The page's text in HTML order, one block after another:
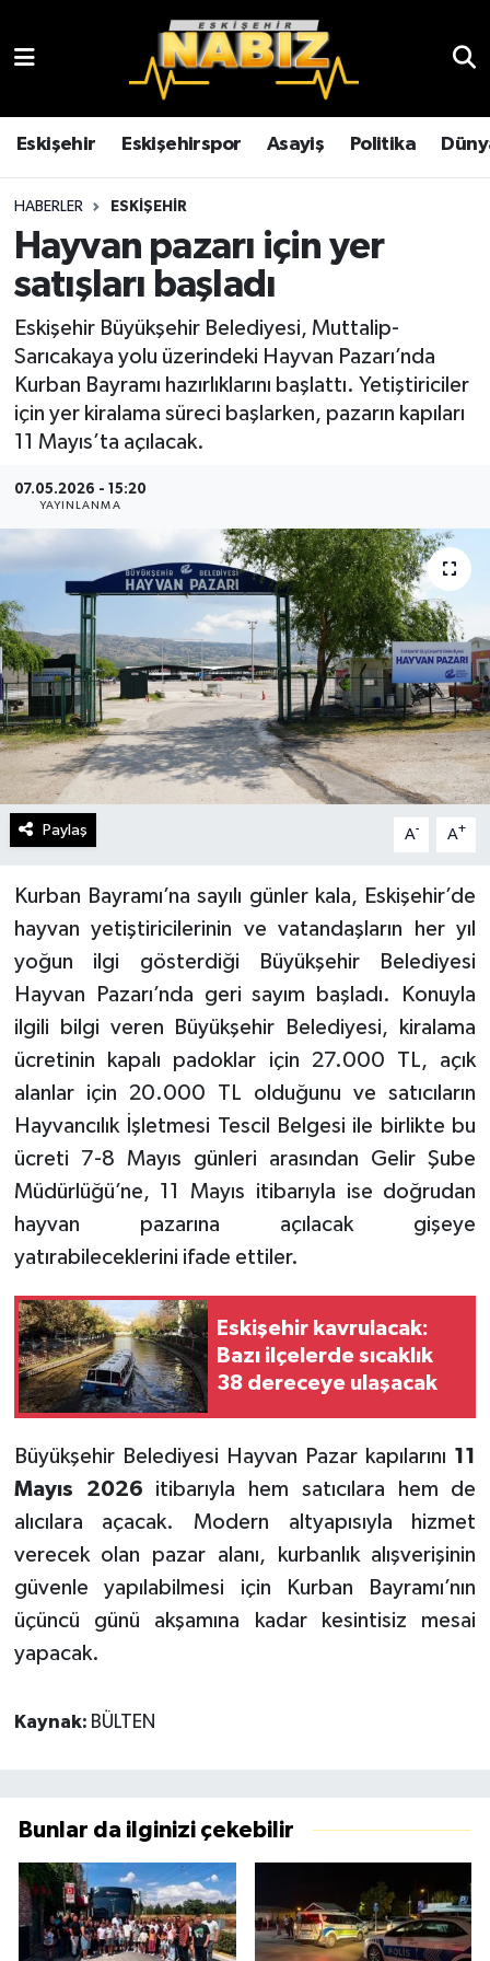
Eskişehir Eskişehirspor Asayiş Politika
HABERLER ESKIŞEHIR
Hayvan pazarı için yer
satışları başladı
Eskişehir Büyükşehir Belediyesi, Muttalip-
Sarıcakaya yolu üzerindeki Hayvan Pazarı’nda
Kurban Bayramı hazırlıklarını başlattı. Yetiştiriciler
için yer kiralama süreci başlarken, pazarın kapıları
11 Mayıs’ta açılacak.
07.05.2026 - 15:20
YAYINLANMA
Paylaş A- A+
Kurban Bayramı’na sayılı günler kala, Eskişehir’de
hayvan yetiştiricilerinin ve vatandaşların her yıl
yoğun ilgi gösterdiği Büyükşehir Belediyesi
Hayvan Pazarı’nda geri sayım başladı. Konuyla
ilgili bilgi veren Büyükşehir Belediyesi, kiralama
ücretinin kapalı padoklar için 27.000 TL, açık
alanlar için 20.000 TL olduğunu ve satıcıların
Hayvancılık İşletmesi Tescil Belgesi ile birlikte bu
ücreti 7-8 Mayıs günleri arasından Gelir Şube
Müdürlüğü’ne, 11 Mayıs itibarıyla ise doğrudan
hayvan pazarına açılacak gişeye
yatırabileceklerini ifade ettiler.
Eskişehir kavrulacak:
Bazı ilçelerde sıcaklık
38 dereceye ulaşacak
Büyükşehir Belediyesi Hayvan Pazar kapılarını 11
Mayıs 2026 itibarıyla hem satıcılara hem de
alıcılara açacak. Modern altyapısıyla hizmet
verecek olan pazar alanı, kurbanlık alışverişinin
güvenle yapılabilmesi için Kurban Bayramı’nın
üçüncü günü akşamına kadar kesintisiz mesai
yapacak.
Kaynak: BÜLTEN
Bunlar da ilginizi çekebilir
Çevre
Eğitim
Ekonomi
Eskişehir
Eskişehirspor
Gündem
Kültür Sanat
Magazin
Politika
Sağlık
Spor
Yaşam
Yurttan
Eskişehir Hava Durumu
Eskişehir Trafik Yoğunluk Haritası
TFF 3.Lig 4.Grup Puan Durumu ve Fikstür
Tüm Manşetler
Son Dakika Haberleri
Haber Arşivi